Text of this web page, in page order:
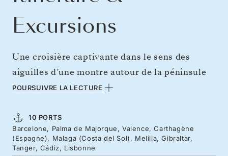
Excursions
Une croisière captivante dans le sens des
aiguilles d’une montre autour de la péninsule
Ibérique, au départ de Barcelone, longeant le
Des nuits à Malaga et Cadix vous plongent au
cœur de l’une des régions les plus évocatrices
d’Espagne, entre tapas généreuses, flamenco
POURSUIVRE LA LECTURE
10 PORTS
Barcelone, Palma de Majorque, Valence, Carthagène
(Espagne), Malaga (Costa del Sol), Melilla, Gibraltar,
Tanger, Cádiz, Lisbonne